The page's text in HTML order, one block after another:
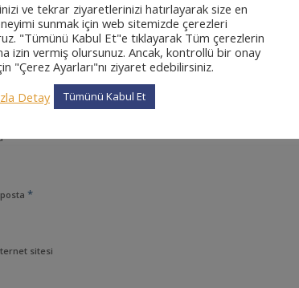
CEVAPLAR
*
posta *
sitesi
ve tekrar ziyaretlerinizi hatırlayarak size en
sunmak için web sitemizde çerezleri
"Tümünü Kabul Et"e tıklayarak Tüm çerezlerin
izin vermiş olursunuz. Ancak, kontrollü bir onay
"Çerez Ayarları"nı ziyaret edebilirsiniz.
Detay
Tümünü Kabul Et